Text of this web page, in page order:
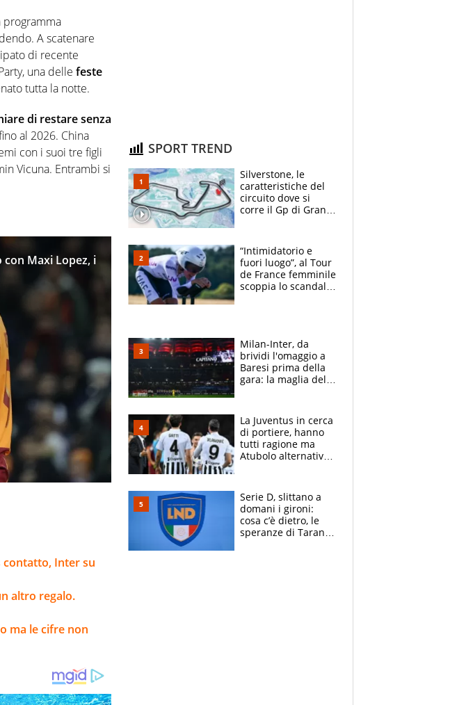
programma
A scatenare
di recente
una delle feste
tutta la notte.
di restare senza
al 2026. China
con i suoi tre figli
Vicuna. Entrambi si
Maxi Lopez, i
contatto, Inter su
altro regalo.
ma le cifre non
SPORT TREND
Silverstone, le
caratteristiche del
circuito dove si
corre il Gp di Gran
“Intimidatorio e
fuori luogo”, al Tour
de France femminile
scoppia lo scandalo:
Milan-Inter, da
brividi l'omaggio a
Baresi prima della
gara: la maglia del
La Juventus in cerca
di portiere, hanno
tutti ragione ma
Atubolo alternativa
rimane Milinkovic-
Savic
Serie D, slittano a
domani i gironi:
cosa c’è dietro, le
speranze di Taranto